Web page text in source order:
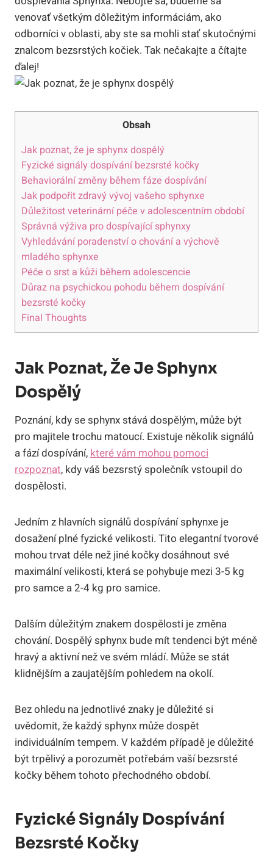
venovať všetkým dôležitým informáciám, ako
odborníci v oblasti, aby ste sa mohli stať skutočnými
znalcom bezsrstých kočiek. Tak nečakajte a čítajte
ďalej!
Obsah
Jak poznat, že je sphynx dospělý
Fyzické signály dospívání bezsrsté kočky
Behaviorální změny během fáze dospívání
Jak podpořit zdravý vývoj vašeho sphynxe
Důležitost veterinární péče v adolescentním období
Správná výživa pro dospívající sphynxy
Vyhledávání poradenství o chování a výchově
mladého sphynxe
Péče o srst a kůži během adolescencie
Důraz na psychickou pohodu během dospívání
bezsrsté kočky
Final Thoughts
Jak Poznat, Že Je Sphynx
Dospělý
Poznání, kdy se sphynx stává dospělým, může být
pro majitele trochu matoucí. Existuje několik signálů
a fází dospívání,které vám mohou pomoci
rozpoznat, kdy váš bezsrstý společník vstoupil do
dospělosti.
Jedním z hlavních signálů dospívání sphynxe je
dosažení plné fyzické velikosti. Tito elegantní tvorové
mohou trvat déle než jiné kočky dosáhnout své
maximální velikosti, která se pohybuje mezi 3-5 kg
pro samce a 2-4 kg pro samice.
Dalším důležitým znakem dospělosti je změna
chování. Dospělý sphynx bude mít tendenci být méně
hravý a aktivní než ve svém mládí. Může se stát
klidnějším a zaujatějším pohledem na okolí.
Bez ohledu na jednotlivé znaky je důležité si
uvědomit, že každý sphynx může dospět
individuálním tempem. V každém případě je důležité
být trpělivý a porozumět potřebám vaší bezsrsté
kočky během tohoto přechodného období.
Fyzické Signály Dospívání
Bezsrsté Kočky